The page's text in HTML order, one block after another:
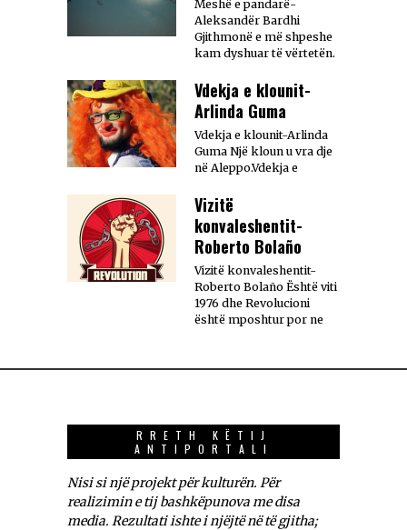
Meshë e pandarë-
Aleksandër Bardhi
Gjithmonë e më shpeshe
kam dyshuar të vërtetën.
Vdekja e klounit-
Arlinda Guma
Vdekja e klounit-Arlinda
Guma Një kloun u vra dje
në Aleppo.Vdekja e
Vizitë
konvaleshentit-
Roberto Bolaño
Vizitë konvaleshentit-
Roberto Bolaño Është viti
1976 dhe Revolucioni
është mposhtur por ne
RRETH KËTIJ
ANTIPORTALI
Nisi si një projekt për kulturën. Për
realizimin e tij bashkëpunova me disa
media. Rezultati ishte i njëjtë në të gjitha;